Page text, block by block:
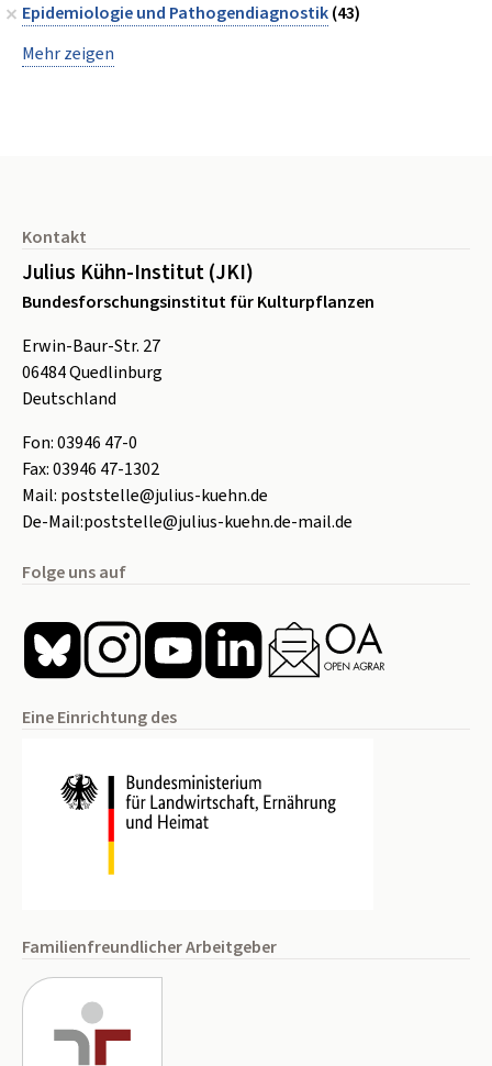
Epidemiologie und Pathogendiagnostik(43)
Mehr zeigen
Kontakt
Julius Kühn-Institut (JKI)
Bundesforschungsinstitut für Kulturpflanzen
Erwin-Baur-Str. 27
06484Quedlinburg
Deutschland
Fon:03946 47-0
Fax:03946 47-1302
Mail: poststelle@julius-kuehn.de
De-Mail:poststelle@julius-kuehn.de-mail.de
Folge uns auf
Eine Einrichtung des
Familienfreundlicher Arbeitgeber